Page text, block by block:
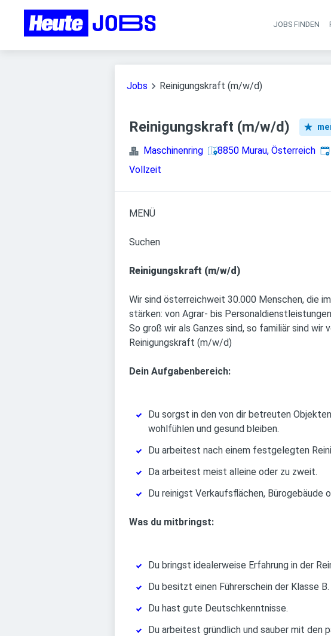
JOBS FINDEN
Jobs Reinigungskraft (m/w/d)
Reinigungskraft (m/w/d)
Maschinenring 8850 Murau, Österreich
Vollzeit
MENÜ
Suchen
Reinigungskraft (m/w/d)
Wir sind österreichweit 30.000 Menschen, die
stärken: von Agrar- bis
So groß wir als Ganzes sind, so familiär sind
Reinigungskraft (m/w/d)
Dein Aufgabenbereich:
Du sorgst in den von dir betreuten
wohlfühlen und gesund bleiben.
Du arbeitest nach einem festgelegten
Da arbeitest meist alleine oder zu zweit.
Du reinigst Verkaufsflächen, Bürogebäude
Was du mitbringst:
Du bringst idealerweise Erfahrung in der
Du besitzt einen Führerschein der Klasse B.
Du hast gute Deutschkenntnisse.
Du arbeitest gründlich und sauber mit den